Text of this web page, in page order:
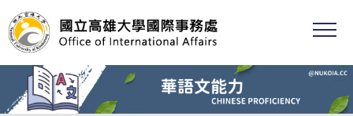
跳
到
主
要
容